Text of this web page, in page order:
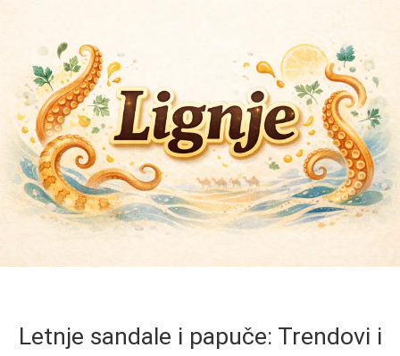
Letnje sandale i papuče: Trendovi i